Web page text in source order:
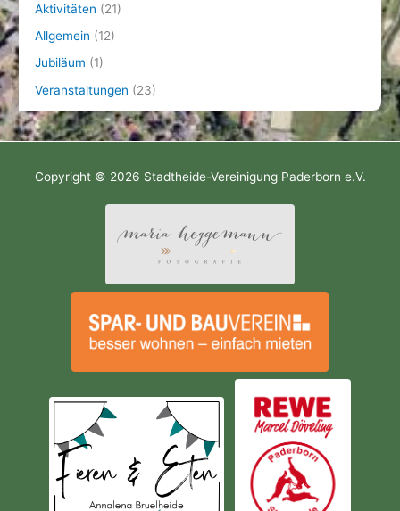
Aktivitäten (21)
Allgemein (12)
Jubiläum (1)
Veranstaltungen (23)
Copyright © 2026 Stadtheide-Vereinigung Paderborn e.V.